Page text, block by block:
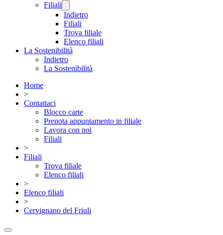
Filiali
Indietro
Filiali
Trova filiale
Elenco filiali
La Sostenibilità
Indietro
La Sostenibilità
Home
>
Contattaci
Blocco carte
Prenota appuntamento in filiale
Lavora con noi
Filiali
>
Filiali
Trova filiale
Elenco filiali
>
Elenco filiali
>
Cervignano del Friuli